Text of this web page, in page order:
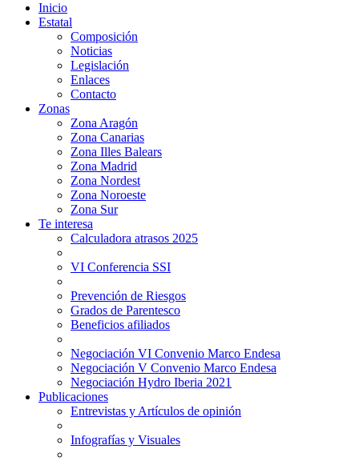
Inicio
Estatal
Composición
Noticias
Legislación
Enlaces
Contacto
Zonas
Zona Aragón
Zona Canarias
Zona Illes Balears
Zona Madrid
Zona Nordest
Zona Noroeste
Zona Sur
Te interesa
Calculadora atrasos 2025
VI Conferencia SSI
Prevención de Riesgos
Grados de Parentesco
Beneficios afiliados
Negociación VI Convenio Marco Endesa
Negociación V Convenio Marco Endesa
Negociación Hydro Iberia 2021
Publicaciones
Entrevistas y Artículos de opinión
Infografías y Visuales